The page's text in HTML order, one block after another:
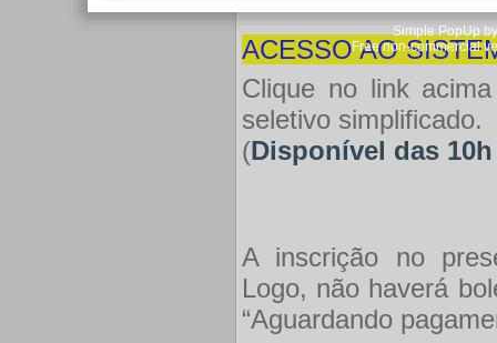
ACESSO AO
Clique no link
seletivo simplificado.
(Disponível das 10h
A inscrição no
Logo, não haverá
“Aguardando
Simple PopUp
Free non-commercial